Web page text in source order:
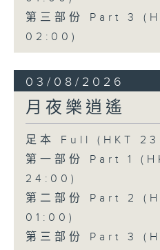
第三部份 Part 3
02:00)
03/08/2026
月夜樂逍遙
足本 Full (HKT
第一部份 Part 1
24:00)
第二部份 Part 2
01:00)
第三部份 Part 3